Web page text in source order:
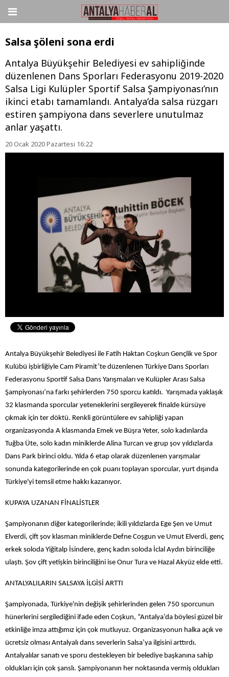
Salsa şöleni sona erdi
Antalya Büyükşehir Belediyesi ev sahipliğinde
düzenlenen Dans Sporları Federasyonu 2019-2020
Salsa Ligi Kulüpler Sportif Salsa Şampiyonası’nın
ikinci etabı tamamlandı. Antalya’da salsa rüzgarı
estiren şampiyona dans severlere unutulmaz
anlar yaşattı.
20 Ocak 2020 Pazartesi 16:22
Antalya Büyükşehir Belediyesi ile Fatih Haktan Coşkun Gençlik ve Spor
Kulübü işbirliğiyle Cam Piramit’te düzenlenen Türkiye Dans Sporları
Federasyonu Sportif Salsa Dans Yarışmaları ve Kulüpler Arası Salsa
Şampiyonası’na farkı şehirlerden 750 sporcu katıldı. Yarışmada yaklaşık
32 klasmanda sporcular yeteneklerini sergileyerek finalde kürsüye
çıkmak için ter döktü. Renkli görüntülere ev sahipliği yapan
organizasyonda A klasmanda Emek ve Büşra Yeter, solo kadınlarda
Tuğba Üte, solo kadın miniklerde Alina Turcan ve grup şov yıldızlarda
Dans Park birinci oldu. Yılda 6 etap olarak düzenlenen yarışmalar
sonunda kategorilerinde en çok puanı toplayan sporcular, yurt dışında
Türkiye'yi temsil etme hakkı kazanıyor.
KUPAYA UZANAN FİNALİSTLER
Şampiyonanın diğer kategorilerinde; ikili yıldızlarda Ege Şen ve Umut
Elverdi, çift şov klasman miniklerde Defne Coşgun ve Umut Elverdi, genç
erkek soloda Yiğitalp İsindere, genç kadın soloda İclal Aydın birinciliğe
ulaştı. Şov çift yetişkin birinciliğini ise Onur Tura ve Hazal Akyüz elde etti.
ANTALYALILARIN SALSAYA İLGİSİ ARTTI
Şampiyonada, Türkiye'nin değişik şehirlerinden gelen 750 sporcunun
hünerlerini sergilediğini ifade eden Coşkun, “Antalya’da böylesi güzel bir
etkinliğe imza attığımız için çok mutluyuz. Organizasyonun halka açık ve
ücretsiz olması Antalyalı dans severlerin Salsa’ya ilgisini arttırdı.
Antalyalılar sanatı ve sporu destekleyen bir belediye başkanına sahip
oldukları için çok şanslı. Şampiyonanın her noktasında vermiş oldukları